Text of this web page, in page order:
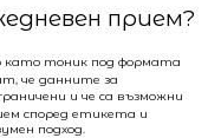
прием?
като тоник под формата
че данните за
и че са възможни
според етикета и
подход.